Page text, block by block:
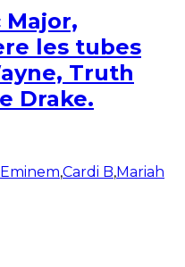
Major,
les tubes
Truth
Drake.
Eminem,Cardi B,Mariah